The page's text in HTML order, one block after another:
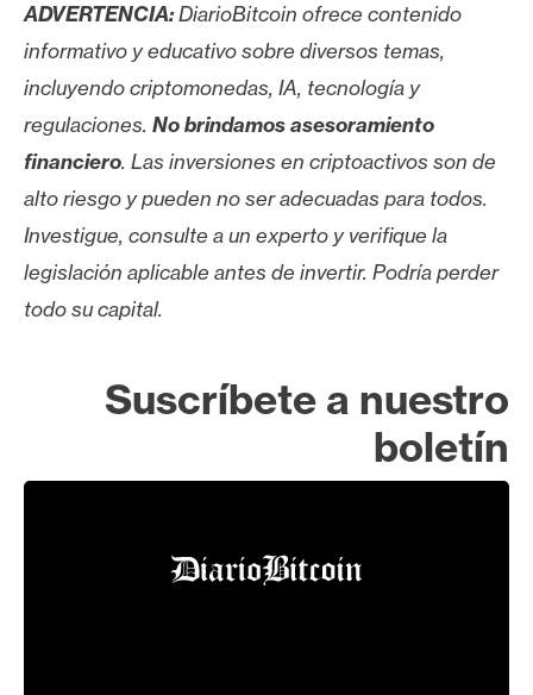
ADVERTENCIA:DiarioBitcoin ofrece contenido
informativo y educativo sobre diversos temas,
incluyendo criptomonedas, IA, tecnología y
regulaciones. No brindamos asesoramiento
financiero. Las inversiones en criptoactivos son de
alto riesgo y pueden no ser adecuadas para todos.
Investigue, consulte a un experto y verifique la
legislación aplicable antes de invertir. Podría perder
todo su capital.
Suscríbete a nuestro
boletín